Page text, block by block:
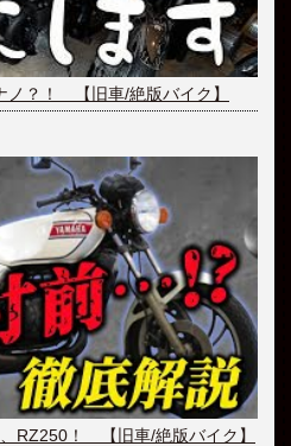
ノ？！ 【旧車/絶版バイク】
RZ250！ 【旧車/絶版バイク】